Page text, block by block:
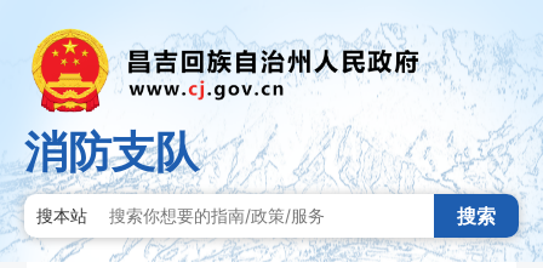
消防支队
搜本站 搜索